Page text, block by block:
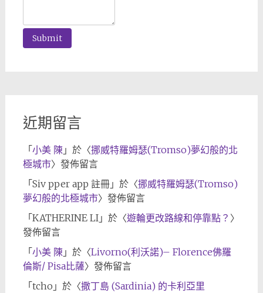
近期留言
「小美 陳 」於〈挪威特羅姆瑟(Tromso)夢幻般的北
極城市〉發佈留言
「Siv pper app 註冊」於〈挪威特羅姆瑟(Tromso)
夢幻般的北極城市〉發佈留言
「KATHERINE LI」於〈遊輪更改路線和停靠點？ 〉
發佈留言
「小美 陳 」於〈Livorno(利沃諾)– Florence佛羅
倫斯/ Pisa比薩〉發佈留言
「tcho 」於〈撒丁島 (Sardinia) 的卡利亞里